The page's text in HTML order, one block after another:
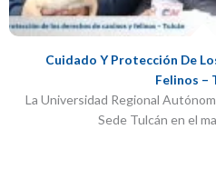
Cuidado Y Protección De
Felinos –
La Universidad Regional
Sede Tulcán en el